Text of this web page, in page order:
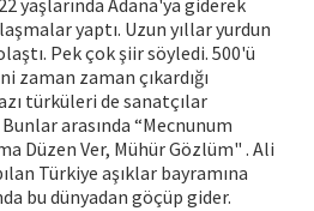
yaşlarında Adana'ya giderek
yaptı. Uzun yıllar yurdun
Pek çok şiir söyledi. 500'ü
zaman zaman çıkardığı
türküleri de sanatçılar
arasında “Mecnunum
Düzen Ver, Mühür Gözlüm" . Ali
Türkiye aşıklar bayramına
bu dünyadan göçüp gider.